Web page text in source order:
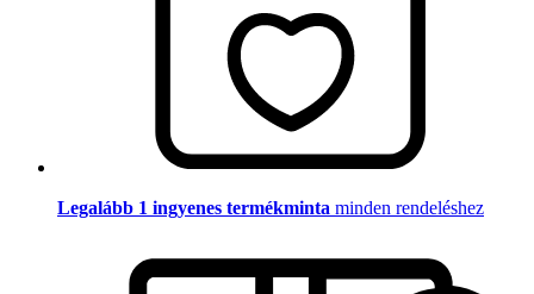
Legalább 1 ingyenes termékminta minden rendeléshez